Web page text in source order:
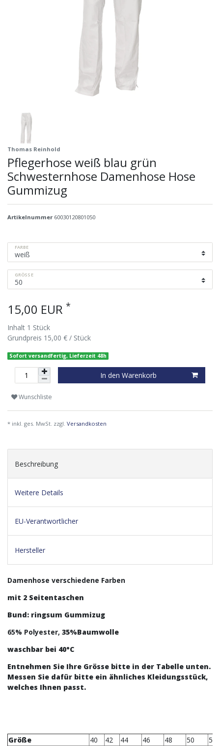
Thomas Reinhold
Pflegerhose weiß blau grün
Schwesternhose Damenhose Hose
Gummizug
Artikelnummer 60030120801050
FARBE
GRÖSSE
15,00 EUR *
Inhalt 1 Stück
Grundpreis 15,00 € / Stück
Sofort versandfertig, Lieferzeit 48h
In den Warenkorb
Wunschliste
* inkl. ges. MwSt. zzgl. Versandkosten
Beschreibung
Weitere Details
EU-Verantwortlicher
Hersteller
Damenhose verschiedene Farben
mit 2 Seitentaschen
Bund: ringsum Gummizug
65% Polyester, 35%Baumwolle
waschbar bei 40°C
Entnehmen Sie Ihre Grösse bitte in der Tabelle unten.
Messen Sie dafür bitte ein ähnliches Kleidungsstück,
welches Ihnen passt.
Größe 40 42 44 46 48 50
52